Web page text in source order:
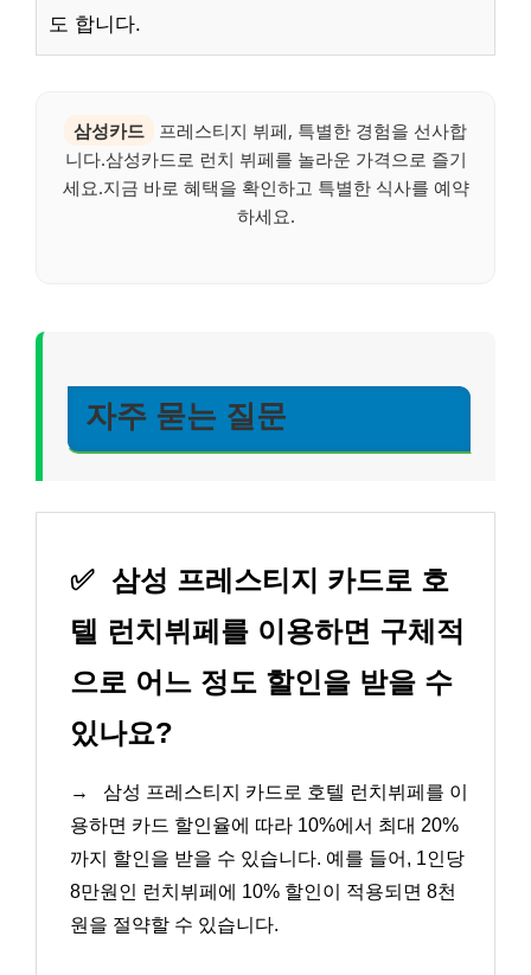
도 합니다.
삼성카드
프레스티지 뷔페, 특별한 경험을 선사합
니다.삼성카드로 런치 뷔페를 놀라운 가격으로 즐기
세요.지금 바로 혜택을 확인하고 특별한 식사를 예약
하세요.
자주 묻는 질문
✅ 삼성 프레스티지 카드로 호
텔 런치뷔페를 이용하면 구체적
으로 어느 정도 할인을 받을 수
있나요?
→
삼성 프레스티지 카드로 호텔 런치뷔페를 이
용하면 카드 할인율에 따라 10%에서 최대 20%
까지 할인을 받을 수 있습니다. 예를 들어, 1인당
8만원인 런치뷔페에 10% 할인이 적용되면 8천
원을 절약할 수 있습니다.